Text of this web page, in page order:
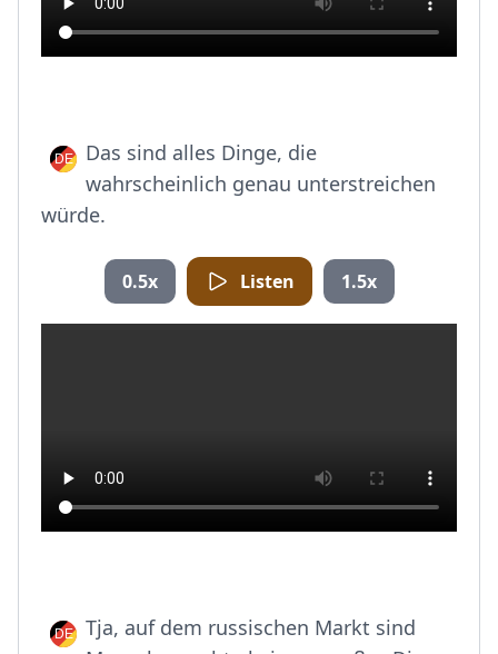
Das sind alles Dinge, die
wahrscheinlich genau unterstreichen
würde.
0.5x Listen 1.5x
Tja, auf dem russischen Markt sind